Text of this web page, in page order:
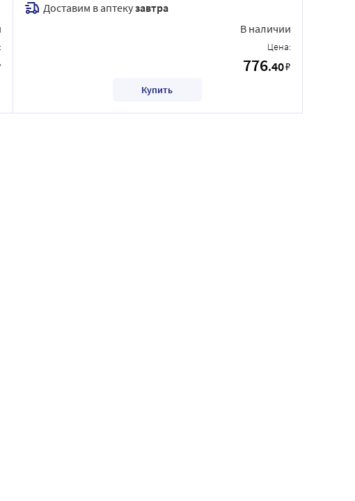
Доставим в аптекузавтра
В наличии
Цена:
776.40₽
Купить